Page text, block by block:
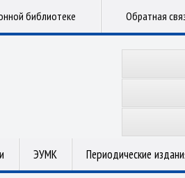
библиотеке Обратная
ЭУМК Периодические